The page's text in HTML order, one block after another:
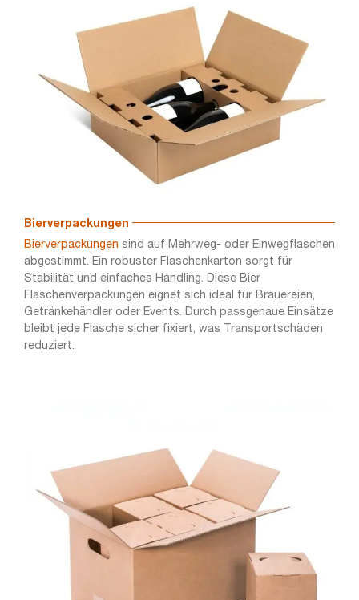
Bierverpackungen
Bierverpackungen sind auf Mehrweg- oder Einwegflaschen
abgestimmt. Ein robuster Flaschenkarton sorgt für
Stabilität und einfaches Handling. Diese Bier
Flaschenverpackungen eignet sich ideal für Brauereien,
Getränkehändler oder Events. Durch passgenaue Einsätze
bleibt jede Flasche sicher fixiert, was Transportschäden
reduziert.